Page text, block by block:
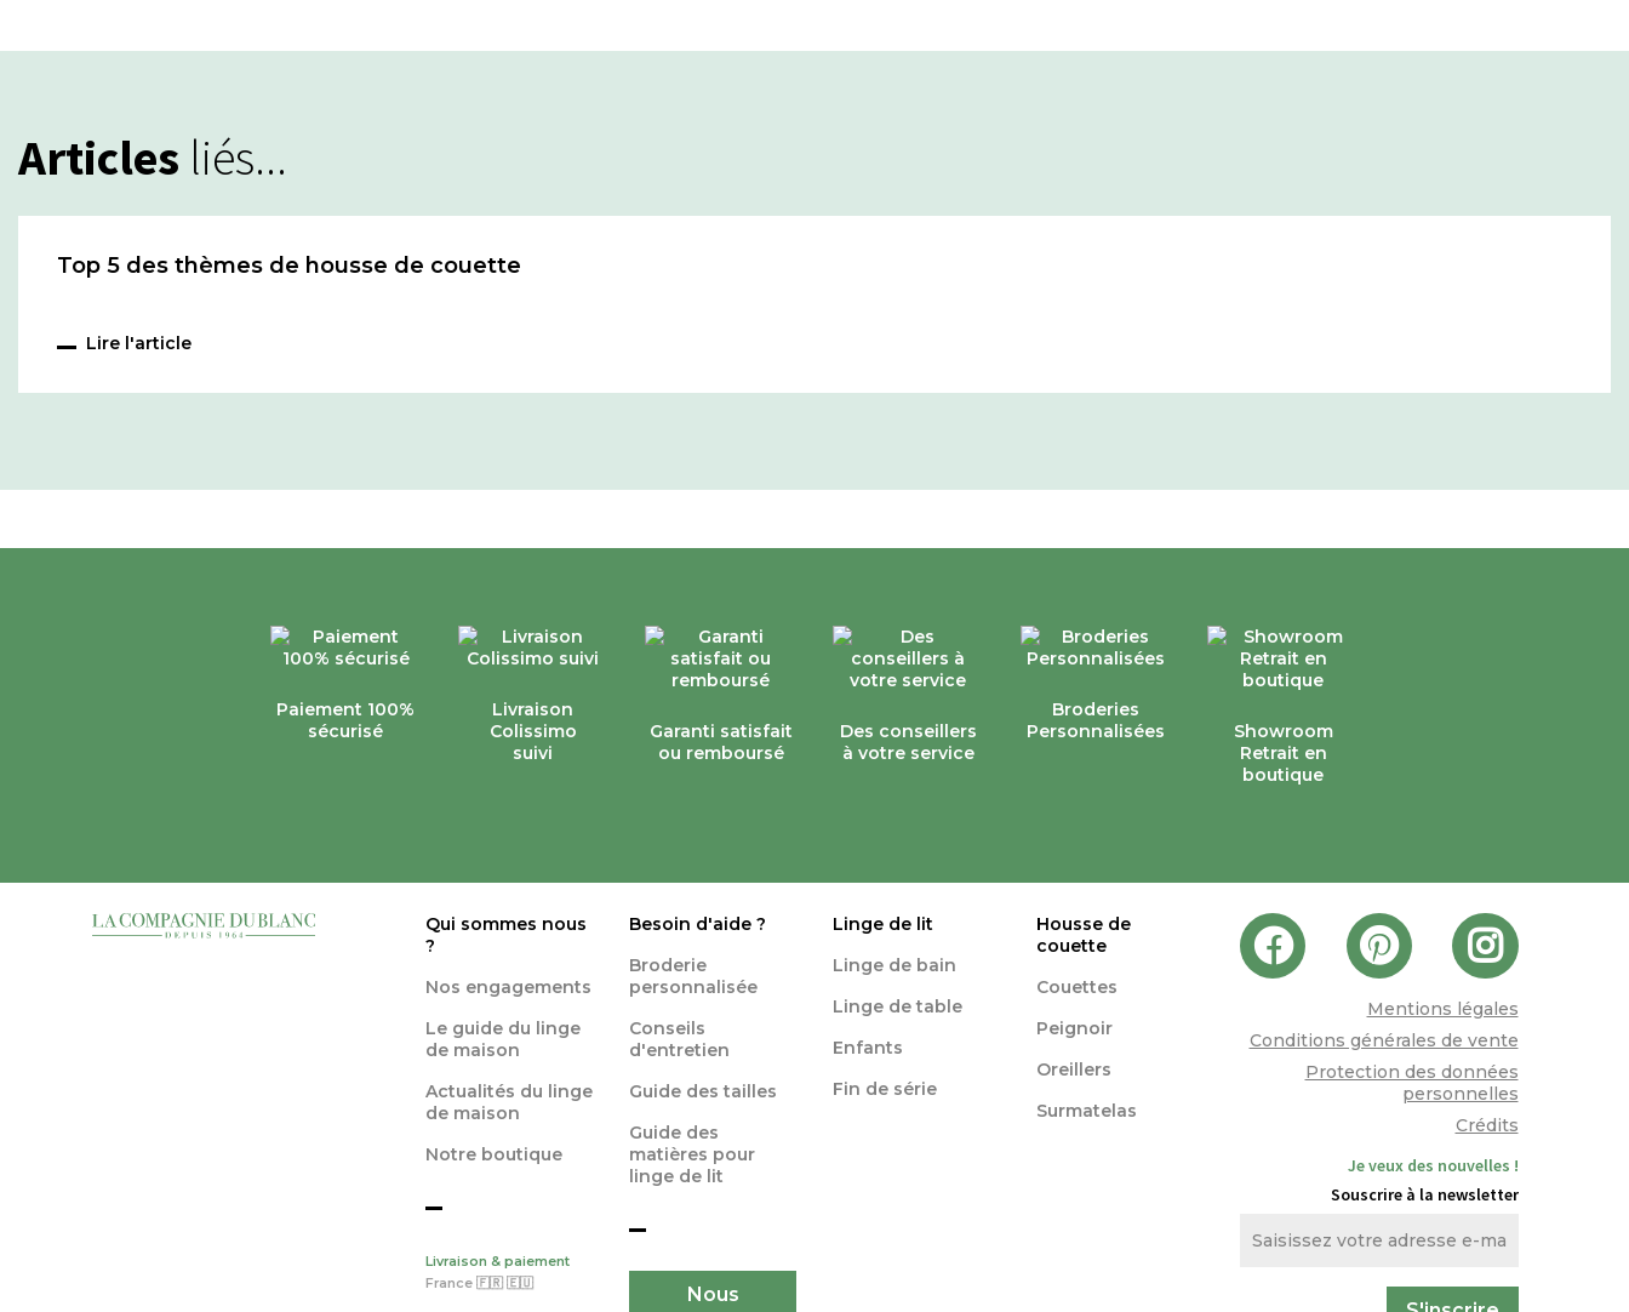
Articles liés...
Top 5 des thèmes de housse de couette
Lire l'article
Paiement 100%
sécurisé
Livraison
Colissimo
suivi
Garanti satisfait
ou remboursé
Des conseillers
à votre service
Broderies
Personnalisées
Showroom
Retrait en
boutique
Qui sommes nous
?
Nos engagements
Le guide du linge
de maison
Actualités du linge
de maison
Notre boutique
Livraison & paiement
France 🇫🇷 🇪🇺
Besoin d'aide ?
Broderie
personnalisée
Conseils
d'entretien
Guide des tailles
Guide des
matières pour
linge de lit
Nous
Linge de lit
Linge de bain
Linge de table
Enfants
Fin de série
Housse de
couette
Couettes
Peignoir
Oreillers
Surmatelas
Mentions légales
Conditions générales de vente
Protection des données
personnelles
Crédits
Je veux des nouvelles !
Souscrire à la newsletter